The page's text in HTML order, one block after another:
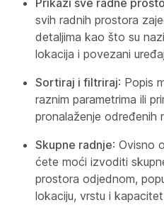
Prikaži sve radne
svih radnih prostora
detaljima kao što su
lokacija i povezani
Sortiraj i filtriraj: Popis
raznim parametrima ili
pronalaženje određenih
Skupne radnje: Ovisno
ćete moći izvoditi
prostora odjednom,
lokaciju, vrstu i